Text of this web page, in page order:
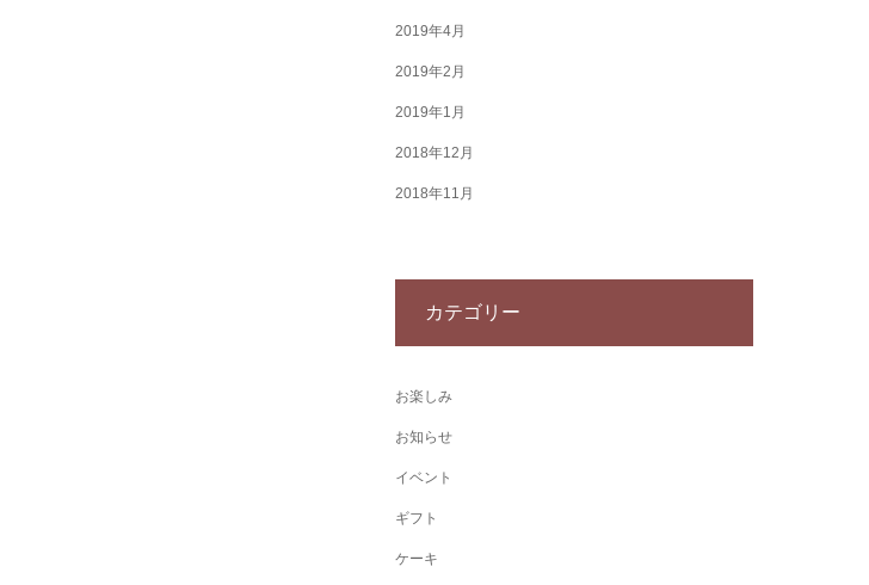
2019年4月
2019年2月
2019年1月
2018年12月
2018年11月
カテゴリー
お楽しみ
お知らせ
イベント
ギフト
ケーキ